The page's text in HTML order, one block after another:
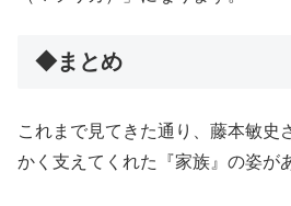
◆まとめ
これまで見てきた通り、藤本敏史
かく支えてくれた『家族』の姿が